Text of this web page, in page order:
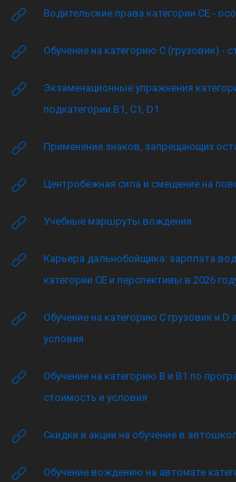
Водительские права категории CE -
Обучение на категорию C (грузовик) -
Экзаменационные упражнения
подкатегории B1, C1, D1
Применение знаков, запрещающих
Центробежная сила и смещение на
Учебные маршруты вождения
Карьера дальнобойщика: зарплата
категории CE и перспективы в 2026
Обучение на категорию C грузовик и D
условия
Обучение на категорию B и B1 по
стоимость и условия
Скидки и акции на обучение в
Обучение вождению на автомате